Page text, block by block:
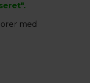
med